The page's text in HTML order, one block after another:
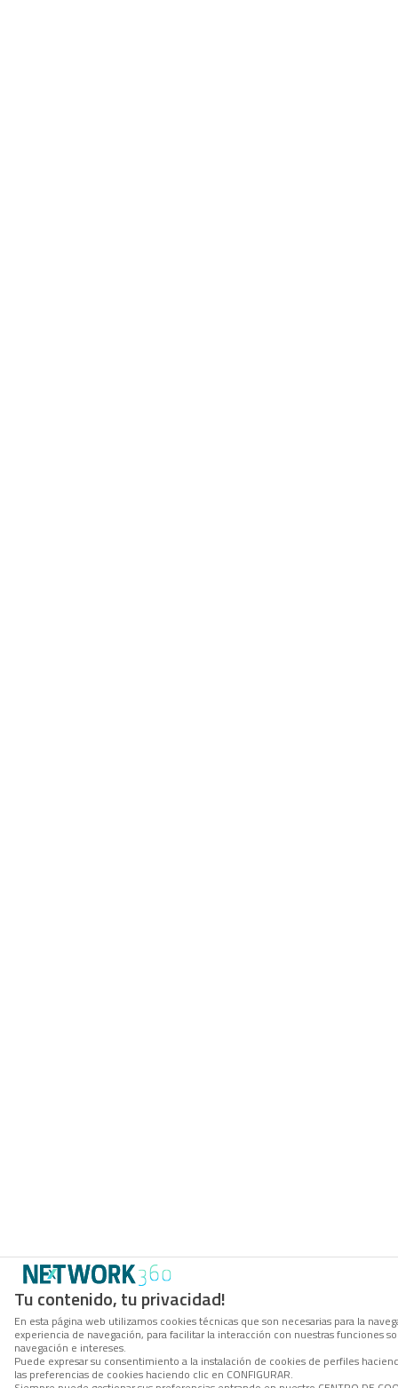
Tu contenido, tu privacidad!
En esta página web utilizamos cookies técnicas que son necesarias para la
experiencia de navegación, para facilitar la interacción con nuestras funciones
navegación e intereses.
Puede expresar su consentimiento a la instalación de cookies de perfiles
las preferencias de cookies haciendo clic en CONFIGURAR.